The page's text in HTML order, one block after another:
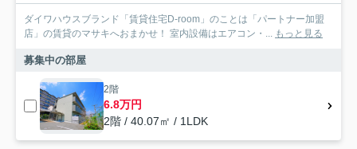
ダイワハウスブランド「賃貸住宅D-room」のことは「パートナー加盟
店」の賃貸のマサキへおまかせ！ 室内設備はエアコン・... もっと見る
募集中の部屋
2階
6.8万円
2階 / 40.07㎡ / 1LDK